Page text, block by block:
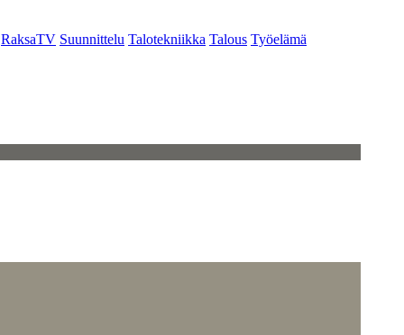
RaksaTV Suunnittelu Talotekniikka Talous Työelämä